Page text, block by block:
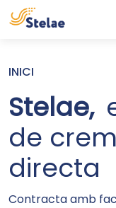
Fil d'ariadna
INICI
Stelae,
de
directa
Contracta amb